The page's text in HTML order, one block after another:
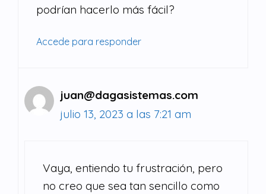
podrían hacerlo más fácil?
Accede para responder
juan@dagasistemas.com
julio 13, 2023 a las 7:21 am
Vaya, entiendo tu frustración, pero
no creo que sea tan sencillo como